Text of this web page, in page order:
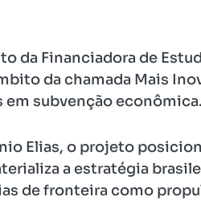
da Financiadora de
da chamada Mais
em subvenção econômica.
Elias, o projeto
a estratégia
de fronteira como